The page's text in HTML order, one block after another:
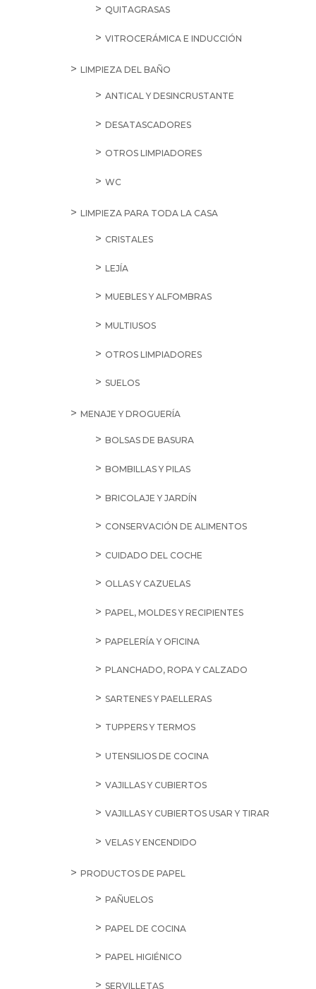
QUITAGRASAS
VITROCERÁMICA E INDUCCIÓN
LIMPIEZA DEL BAÑO
ANTICAL Y DESINCRUSTANTE
DESATASCADORES
OTROS LIMPIADORES
WC
LIMPIEZA PARA TODA LA CASA
CRISTALES
LEJÍA
MUEBLES Y ALFOMBRAS
MULTIUSOS
OTROS LIMPIADORES
SUELOS
MENAJE Y DROGUERÍA
BOLSAS DE BASURA
BOMBILLAS Y PILAS
BRICOLAJE Y JARDÍN
CONSERVACIÓN DE ALIMENTOS
CUIDADO DEL COCHE
OLLAS Y CAZUELAS
PAPEL, MOLDES Y RECIPIENTES
PAPELERÍA Y OFICINA
PLANCHADO, ROPA Y CALZADO
SARTENES Y PAELLERAS
TUPPERS Y TERMOS
UTENSILIOS DE COCINA
VAJILLAS Y CUBIERTOS
VAJILLAS Y CUBIERTOS USAR Y TIRAR
VELAS Y ENCENDIDO
PRODUCTOS DE PAPEL
PAÑUELOS
PAPEL DE COCINA
PAPEL HIGIÉNICO
SERVILLETAS